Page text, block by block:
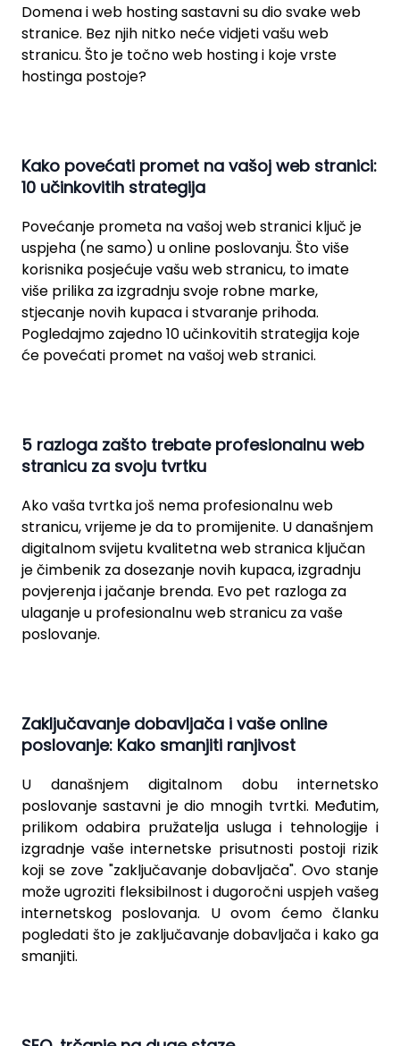
Domena i web hosting sastavni su dio svake web
stranice. Bez njih nitko neće vidjeti vašu web
stranicu. Što je točno web hosting i koje vrste
hostinga postoje?
Kako povećati promet na vašoj web stranici:
10 učinkovitih strategija
Povećanje prometa na vašoj web stranici ključ je
uspjeha (ne samo) u online poslovanju. Što više
korisnika posjećuje vašu web stranicu, to imate
više prilika za izgradnju svoje robne marke,
stjecanje novih kupaca i stvaranje prihoda.
Pogledajmo zajedno 10 učinkovitih strategija koje
će povećati promet na vašoj web stranici.
5 razloga zašto trebate profesionalnu web
stranicu za svoju tvrtku
Ako vaša tvrtka još nema profesionalnu web
stranicu, vrijeme je da to promijenite. U današnjem
digitalnom svijetu kvalitetna web stranica ključan
je čimbenik za dosezanje novih kupaca, izgradnju
povjerenja i jačanje brenda. Evo pet razloga za
ulaganje u profesionalnu web stranicu za vaše
poslovanje.
Zaključavanje dobavljača i vaše online
poslovanje: Kako smanjiti ranjivost
U današnjem digitalnom dobu internetsko
poslovanje sastavni je dio mnogih tvrtki. Međutim,
prilikom odabira pružatelja usluga i tehnologije i
izgradnje vaše internetske prisutnosti postoji rizik
koji se zove "zaključavanje dobavljača". Ovo stanje
može ugroziti fleksibilnost i dugoročni uspjeh vašeg
internetskog poslovanja. U ovom ćemo članku
pogledati što je zaključavanje dobavljača i kako ga
smanjiti.